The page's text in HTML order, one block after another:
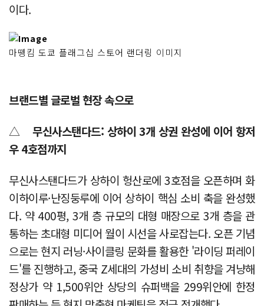
이다.
마뗑킴 도쿄 플래그십 스토어 랜더링 이미지
브랜드별 글로벌 현장 속으로
△무신사스탠다드: 상하이 3개 상권 완성에 이어 항저
우 4호점까지
무신사스탠다드가 상하이 헝산로에 3호점을 오픈하며 화
이하이루·난징둥루에 이어 상하이 핵심 소비 축을 완성했
다. 약 400평, 3개 층 규모의 대형 매장으로 3개 층을 관
통하는 초대형 미디어 월이 시선을 사로잡는다. 오픈 기념
으로는 현지 러닝·사이클링 문화를 활용한 '라이딩 퍼레이
드'를 진행하고, 중국 Z세대의 가성비 소비 취향을 겨냥해
정상가 약 1,500위안 상당의 슈퍼백을 299위안에 한정